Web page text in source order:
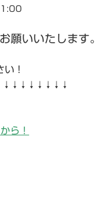
願いいたします。
！
ら！